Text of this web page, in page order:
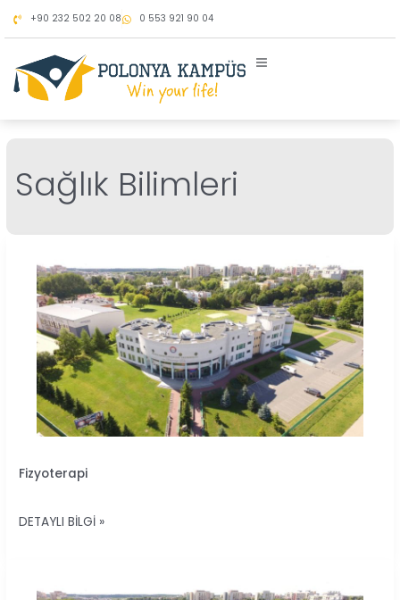
atla
+90 232 502 20 08 0 553 921 90 04
Sağlık Bilimleri
Fizyoterapi
DETAYLI BILGI »